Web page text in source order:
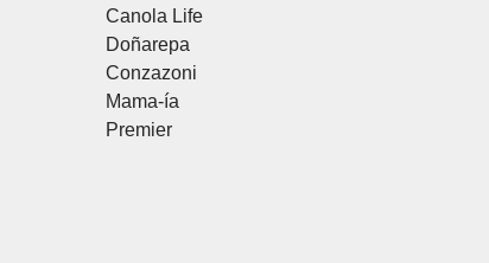
Canola Life
Doñarepa
Conzazoni
Mama-ía
Premier